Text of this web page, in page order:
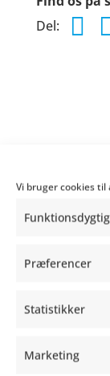
Vi bruger cookies til
Funktionsdygtig
Præferencer
Statistikker
Marketing
Del: